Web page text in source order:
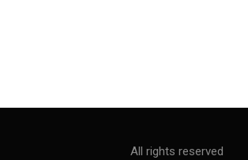
All rights reserved